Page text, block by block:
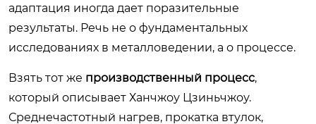
адаптация иногда дает поразительные
результаты. Речь не о фундаментальных
исследованиях в металловедении, а о процессе.
Взять тот же производственный процесс,
который описывает Ханчжоу Цзиньчжоу.
Среднечастотный нагрев, прокатка втулок,